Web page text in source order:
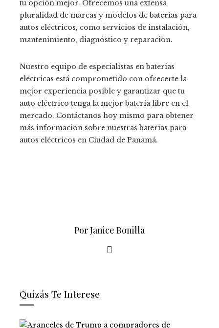
tu opción mejor. Ofrecemos una extensa
pluralidad de marcas y modelos de baterías para
autos eléctricos, como servicios de instalación,
mantenimiento, diagnóstico y reparación.
Nuestro equipo de especialistas en baterías
eléctricas está comprometido con ofrecerte la
mejor experiencia posible y garantizar que tu
auto eléctrico tenga la mejor batería libre en el
mercado. Contáctanos hoy mismo para obtener
más información sobre nuestras baterías para
autos eléctricos en Ciudad de Panamá.
Por Janice Bonilla
Quizás Te Interese